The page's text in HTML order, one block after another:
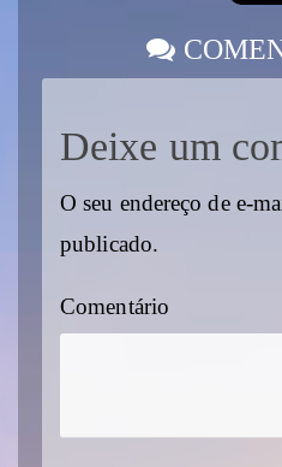
Deixe um
O seu endereço de e-
publicado.
Comentário